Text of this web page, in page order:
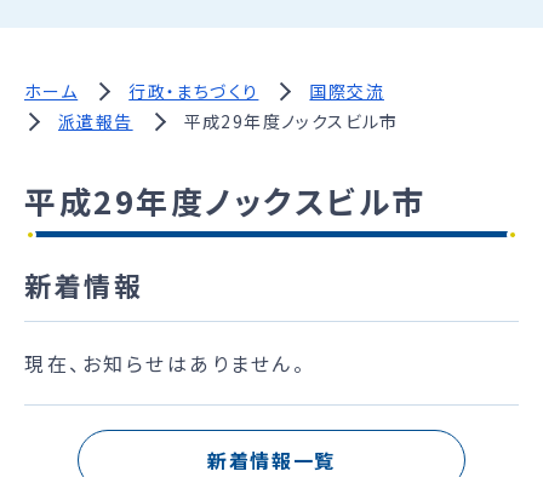
ホーム 行政・まちづくり
国際交流
派遣報告
平成29年度ノックスビル市
平成29年度ノックスビル市
新着情報
現在、お知らせはありません。
新着情報一覧